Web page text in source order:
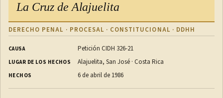
La Cruz de Alajuelita
DERECHO PENAL · PROCESAL · CONSTITUCIONAL · DDHH
CAUSA Petición CIDH 326-21
LUGAR DE LOS HECHOS Alajuelita, San José · Costa Rica
HECHOS 6 de abril de 1986